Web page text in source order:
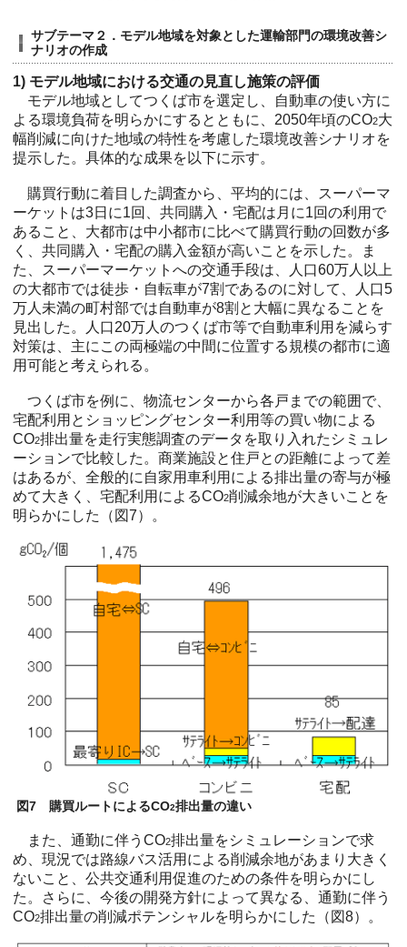
サブテーマ２．モデル地域を対象とした運輸部門の環境改善シ
ナリオの作成
1) モデル地域における交通の見直し施策の評価
モデル地域としてつくば市を選定し、自動車の使い方に
よる環境負荷を明らかにするとともに、2050年頃のCO2大
幅削減に向けた地域の特性を考慮した環境改善シナリオを
提示した。具体的な成果を以下に示す。
購買行動に着目した調査から、平均的には、スーパーマ
ーケットは3日に1回、共同購入・宅配は月に1回の利用で
あること、大都市は中小都市に比べて購買行動の回数が多
く、共同購入・宅配の購入金額が高いことを示した。ま
た、スーパーマーケットへの交通手段は、人口60万人以上
の大都市では徒歩・自転車が7割であるのに対して、人口5
万人未満の町村部では自動車が8割と大幅に異なることを
見出した。人口20万人のつくば市等で自動車利用を減らす
対策は、主にこの両極端の中間に位置する規模の都市に適
用可能と考えられる。
つくば市を例に、物流センターから各戸までの範囲で、
宅配利用とショッピングセンター利用等の買い物による
CO2排出量を走行実態調査のデータを取り入れたシミュレ
ーションで比較した。商業施設と住戸との距離によって差
はあるが、全般的に自家用車利用による排出量の寄与が極
めて大きく、宅配利用によるCO2削減余地が大きいことを
明らかにした（図7）。
図7 購買ルートによるCO2排出量の違い
また、通勤に伴うCO2排出量をシミュレーションで求
め、現況では路線バス活用による削減余地があまり大きく
ないこと、公共交通利用促進のための条件を明らかにし
た。さらに、今後の開発方針によって異なる、通勤に伴う
CO2排出量の削減ポテンシャルを明らかにした（図8）。